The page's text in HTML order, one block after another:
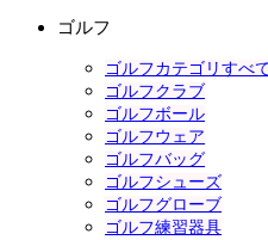
ゴルフ
ゴルフカテゴリすべ
ゴルフクラブ
ゴルフボール
ゴルフウェア
ゴルフバッグ
ゴルフシューズ
ゴルフグローブ
ゴルフ練習器具